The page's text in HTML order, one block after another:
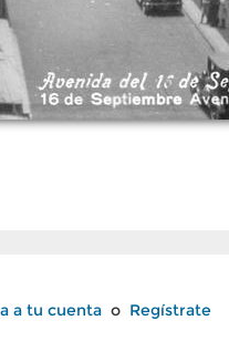
a tu cuenta o Regístrate